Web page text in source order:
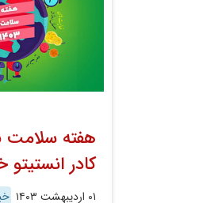
هفته سلامت
کادر
۰۱ اردیبهشت ۱۴۰۳